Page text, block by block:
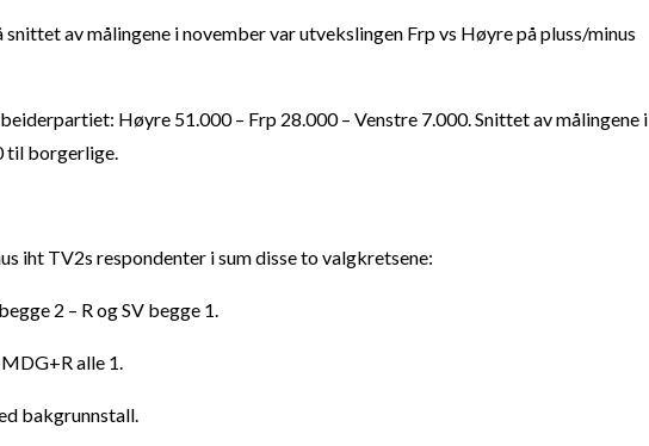
av målingene i november var utvekslingen Frp vs Høyre på pluss/minus
Høyre 51.000 – Frp 28.000 – Venstre 7.000. Snittet av målingene i
til borgerlige.
iht TV2s respondenter i sum disse to valgkretsene:
2 – R og SV begge 1.
alle 1.
bakgrunnstall.